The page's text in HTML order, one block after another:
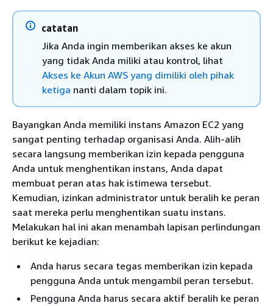
catatan
Jika Anda ingin memberikan akses ke akun
yang tidak Anda miliki atau kontrol, lihat
Akses ke Akun AWS yang dimiliki oleh pihak
ketiga nanti dalam topik ini.
Bayangkan Anda memiliki instans Amazon EC2 yang
sangat penting terhadap organisasi Anda. Alih-alih
secara langsung memberikan izin kepada pengguna
Anda untuk menghentikan instans, Anda dapat
membuat peran atas hak istimewa tersebut.
Kemudian, izinkan administrator untuk beralih ke peran
saat mereka perlu menghentikan suatu instans.
Melakukan hal ini akan menambah lapisan perlindungan
berikut ke kejadian:
Anda harus secara tegas memberikan izin kepada
pengguna Anda untuk mengambil peran tersebut.
Pengguna Anda harus secara aktif beralih ke peran